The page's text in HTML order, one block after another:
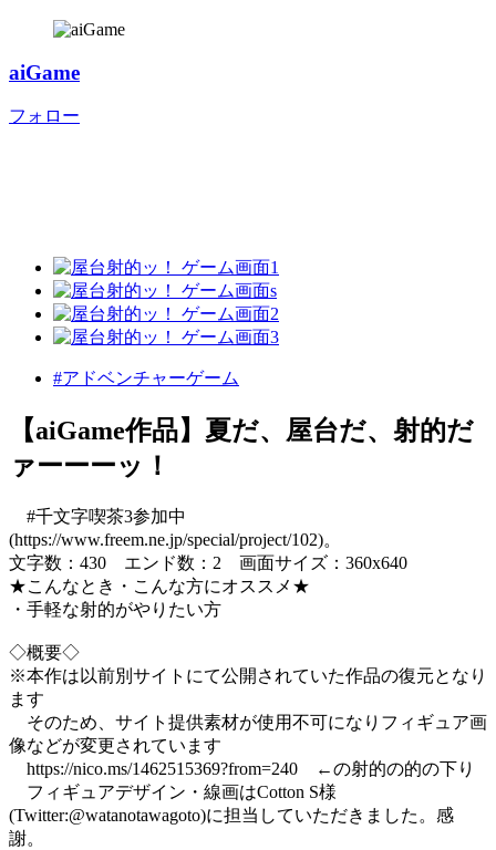
aiGame
フォロー
#アドベンチャーゲーム
【aiGame作品】夏だ、屋台だ、射的だ
ァーーーッ！
#千文字喫茶3参加中
(https://www.freem.ne.jp/special/project/102)。
文字数：430 エンド数：2 画面サイズ：360x640
★こんなとき・こんな方にオススメ★
・手軽な射的がやりたい方
◇概要◇
※本作は以前別サイトにて公開されていた作品の復元となり
ます
そのため、サイト提供素材が使用不可になりフィギュア画
像などが変更されています
https://nico.ms/1462515369?from=240 ←の射的の的の下り
フィギュアデザイン・線画はCotton S様
(Twitter:@watanotawagoto)に担当していただきました。感
謝。